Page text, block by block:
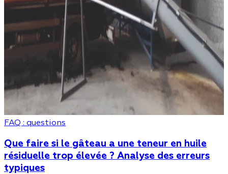
FAQ : questions
Que faire si le gâteau a une teneur en huile
résiduelle trop élevée ? Analyse des erreurs
typiques